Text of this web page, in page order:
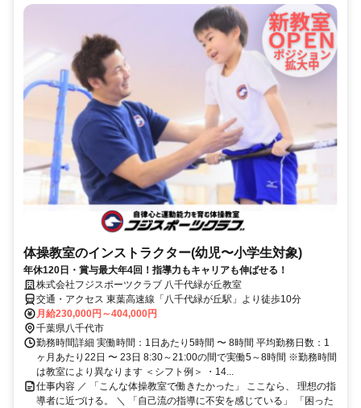
体操教室のインストラクター(幼児〜小学生対象)
年休120日・賞与最大年4回！指導力もキャリアも伸ばせる！
株式会社フジスポーツクラブ 八千代緑が丘教室
交通・アクセス 東葉高速線「八千代緑が丘駅」より徒歩10分
月給230,000円～404,000円
千葉県八千代市
勤務時間詳細 実働時間：1日あたり5時間 〜 8時間 平均勤務日数：1
ヶ月あたり22日 〜 23日 8:30～21:00の間で実働5～8時間 ※勤務時間
は教室により異なります ＜シフト例＞ ・14...
仕事内容 ／ 「こんな体操教室で働きたかった」 ここなら、 理想の指
導者に近づける。 ＼ 「自己流の指導に不安を感じている」 「困った